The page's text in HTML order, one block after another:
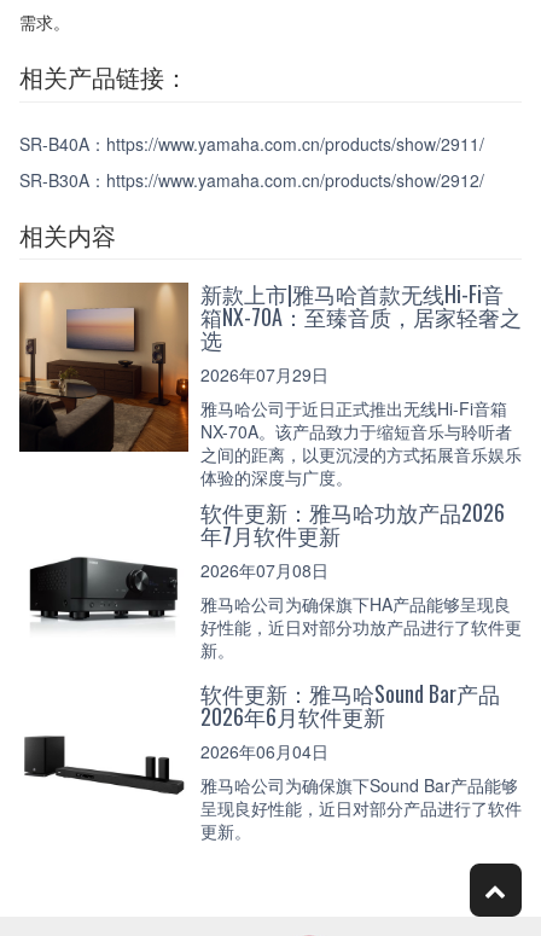
需求。
相关产品链接：
SR-B40A：https://www.yamaha.com.cn/products/show/2911/
SR-B30A：https://www.yamaha.com.cn/products/show/2912/
相关内容
新款上市|雅马哈首款无线Hi-Fi音
箱NX-70A：至臻音质，居家轻奢之
选
2026年07月29日
雅马哈公司于近日正式推出无线Hi-Fi音箱
NX-70A。该产品致力于缩短音乐与聆听者
之间的距离，以更沉浸的方式拓展音乐娱乐
体验的深度与广度。
软件更新：雅马哈功放产品2026
年7月软件更新
2026年07月08日
雅马哈公司为确保旗下HA产品能够呈现良
好性能，近日对部分功放产品进行了软件更
新。
软件更新：雅马哈Sound Bar产品
2026年6月软件更新
2026年06月04日
雅马哈公司为确保旗下Sound Bar产品能够
呈现良好性能，近日对部分产品进行了软件
更新。